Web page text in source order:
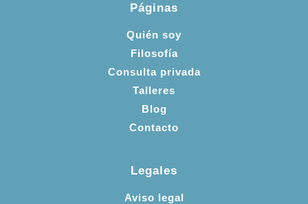
Páginas
Quién soy
Filosofía
Consulta privada
Talleres
Blog
Contacto
Legales
Aviso legal